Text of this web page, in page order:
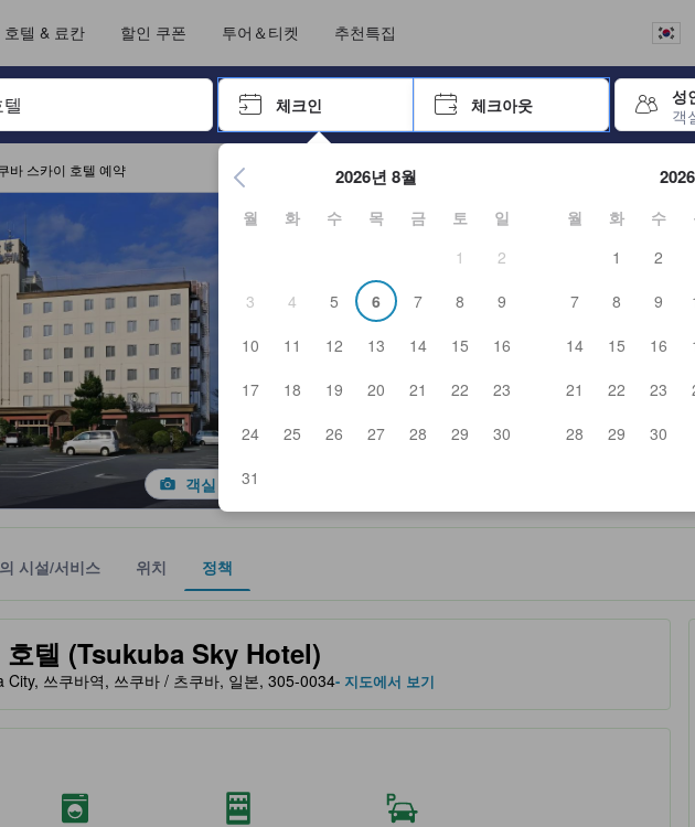
호텔 & 료칸 할인 쿠폰 투어＆티켓 추천특집
명을 입력하고 방향키나 탭 키를 사용하여 탐색한 후 엔터키를 눌러 선택하세요.
체크인 체크아웃
성
객
엔터 키를 눌러 캘린더를 여세요. 방향키를 사용해 체크인 및 체크아
2026년 8월
월 화 수 목 금 토
일
1
2
3
4 5 6 7 8
9
10
11 12 13 14 15
16
17
18 19 20 21 22
23
24
25 26 27 28 29
30
31
월 화 수
1
2
7
8 9
14
15 16
21
22 23
28
29 30
바 스카이 호텔 예약
객실 사진 보기
시설/서비스 위치 정책
호텔 (Tsukuba Sky Hotel)
는 편안함, 편의 시설 및 서비스를 반영해 파트너 사이트에서 제공한 성급입니다.
City, 쓰쿠바역, 쓰쿠바 / 츠쿠바, 일본, 305-0034- 지도에서 보기